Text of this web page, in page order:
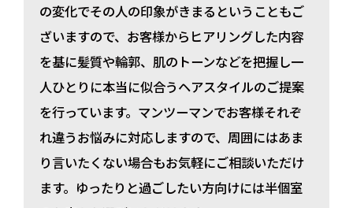
の変化でその人の印象がきまるということもご
ざいますので、お客様からヒアリングした内容
を基に髪質や輪郭、肌のトーンなどを把握し一
人ひとりに本当に似合うヘアスタイルのご提案
を行っています。マンツーマンでお客様それぞ
れ違うお悩みに対応しますので、周囲にはあま
り言いたくない場合もお気軽にご相談いただけ
ます。ゆったりと過ごしたい方向けには半個室